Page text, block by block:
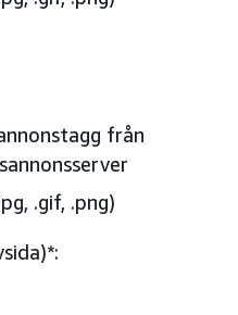
från
.gif, .png)